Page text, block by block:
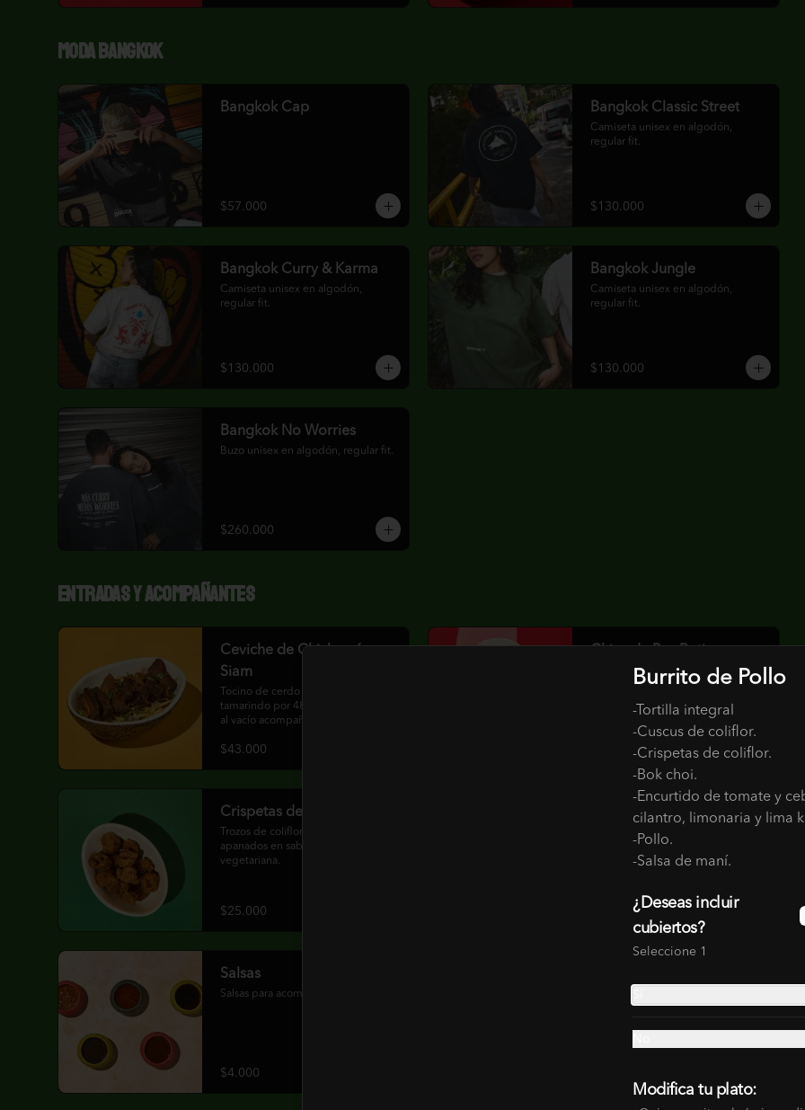
Moda Bangkok
Bangkok Cap
$57.000
Bangkok Classic Street
Camiseta unisex en algodón,
regular fit.
$130.000
Bangkok Curry & Karma
Camiseta unisex en algodón,
regular fit.
$130.000
Bangkok Jungle
Camiseta unisex en algodón,
regular fit.
$130.000
Bangkok No Worries
Buzo unisex en algodón, regular fit.
$260.000
Entradas y acompañantes
Ceviche de Chicharrón
Siam
Tocino de cerdo marinado en
tamarindo por 48 horas y cocinado
al vacío acompañado de leche de
y cilantro.
$43.000
Tortilla de harina tostada con
mantequilla clarificada
Crispetas de coliflor
Trozos de coliflor crocantes,
apanados en sabores thai. Opción
vegetariana.
$25.000
Crispetas de pollo
Trozos de pollo crocantes, apanados
en sabores thai.
$30.000
Salsas
Salsas para acompañar tus platos
$4.000
Burrito de Pollo
-Tortilla integral
-Cuscus de coliflor.
-Crispetas de coliflor.
-Bok choi.
-Encurtido de tomate y
cilantro, limonaria y lima
-Pollo.
-Salsa de maní.
¿Deseas incluir
cubiertos?
Seleccione 1
Modifica tu plato: